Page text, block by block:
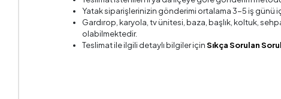
Yatak siparişlerinizin gönderimi ortalama 3-5 iş
Gardırop, karyola, tv ünitesi, baza, başlık, koltuk,
olabilmektedir.
Teslimat ile ilgili detaylı bilgiler içinSıkça Sorulan